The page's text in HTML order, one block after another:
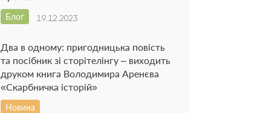
19.12.2023
Блог
Два в одному: пригодницька повість
та посібник зі сторітелінгу – виходить
друком книга Володимира Аренєва
«Скарбничка історій»
Новина